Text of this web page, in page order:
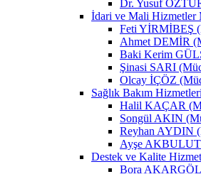
Dr. Yusuf
İdari ve Mali Hizmetler
Feti YİRMİBEŞ
Ahmet DEMİR
Baki Kerim
Şinasi SARI
Olcay İÇÖZ
Sağlık Bakım
Halil KAÇAR
Songül AKIN
Reyhan AYDIN
Ayşe
Destek ve Kalite
Bora